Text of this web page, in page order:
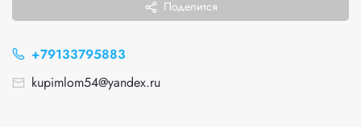
Поделится
+79133795883
kupimlom54@yandex.ru